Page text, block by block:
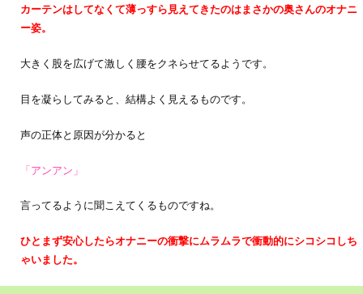
カーテンはしてなくて薄っすら見えてきたのはまさかの奥さんのオナニ
ー姿。
大きく股を広げて激しく腰をクネらせてるようです。
目を凝らしてみると、結構よく見えるものです。
声の正体と原因が分かると
「アンアン」
言ってるように聞こえてくるものですね。
ひとまず安心したらオナニーの衝撃にムラムラで衝動的にシコシコしち
ゃいました。